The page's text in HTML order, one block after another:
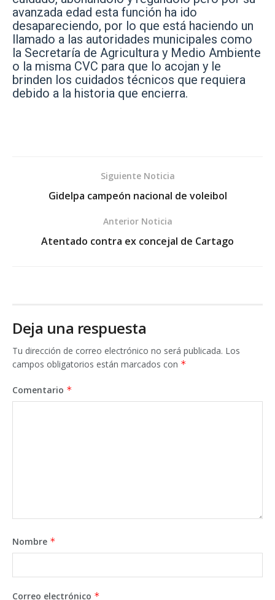
avanzada edad esta función ha ido
desapareciendo, por lo que está haciendo un
llamado a las autoridades municipales como
la Secretaría de Agricultura y Medio Ambiente
o la misma CVC para que lo acojan y le
brinden los cuidados técnicos que requiera
debido a la historia que encierra.
Siguiente Noticia
Gidelpa campeón nacional de voleibol
Anterior Noticia
Atentado contra ex concejal de Cartago
Deja una respuesta
Tu dirección de correo electrónico no será publicada. Los
campos obligatorios están marcados con *
Comentario *
Nombre *
Correo electrónico *